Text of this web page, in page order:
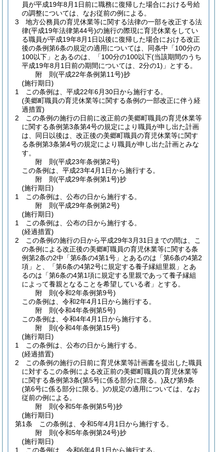
員が平成19年8月1日前に職務に復帰した場合における号給
の調整については、なお従前の例による。
3
地方公務員の育児休業等に関する法律の一部を改正する法
律(平成19年法律第44号)の施行の際現に育児休業をしてい
る職員が平成19年8月1日以後に復帰した場合における改正
後の条例第6条の規定の適用については、同条中「100分の
100以下」とあるのは、「100分の100以下(当該期間のうち
平成19年8月1日前の期間については、2分の1) 」とする。
附 則(平成22年条例第11号)抄
(施行期日)
1
この条例は、平成22年6月30日から施行する。
(美郷町職員の育児休業等に関する条例の一部改正に伴う経
過措置)
2
この条例の施行の日前に改正前の美郷町職員の育児休業等
に関する条例第3条第4号の規定により職員が申し出た計画
は、同日以後は、改正後の美郷町職員の育児休業等に関す
る条例第3条第4号の規定により職員が申し出た計画とみな
す。
附 則(平成23年条例第2号)
この条例は、平成23年4月1日から施行する。
附 則(平成29年条例第1号)抄
(施行期日)
1
この条例は、公布の日から施行する。
附 則(平成29年条例第2号)
(施行期日)
1
この条例は、公布の日から施行する。
(経過措置)
2
この条例の施行の日から平成29年3月31日までの間は、こ
の条例による改正後の美郷町職員の育児休業等に関する条
例第2条の2中「第6条の4第1号」とあるのは「第6条の4第2
項」と、「第6条の4第2号に規定する養子縁組里親」とあ
るのは「第6条の4第1項に規定する里親であって養子縁組
によって養親となることを希望している者」とする。
附 則(令和2年条例第9号)
この条例は、令和2年4月1日から施行する。
附 則(令和4年条例第5号)
この条例は、令和4年4月1日から施行する。
附 則(令和4年条例第15号)
(施行期日)
1
この条例は、公布の日から施行する。
(経過措置)
2
この条例の施行の日前に育児休業等計画書を提出した職員
に対するこの条例による改正前の美郷町職員の育児休業等
に関する条例第3条(第5号に係る部分に限る。)及び第9条
(第6号に係る部分に限る。)の規定の適用については、なお
従前の例による。
附 則(令和5年条例第5号)抄
(施行期日)
第1条
この条例は、令和5年4月1日から施行する。
附 則(令和5年条例第24号)抄
(施行期日)
1
この条例は、令和6年4月1日から施行する。